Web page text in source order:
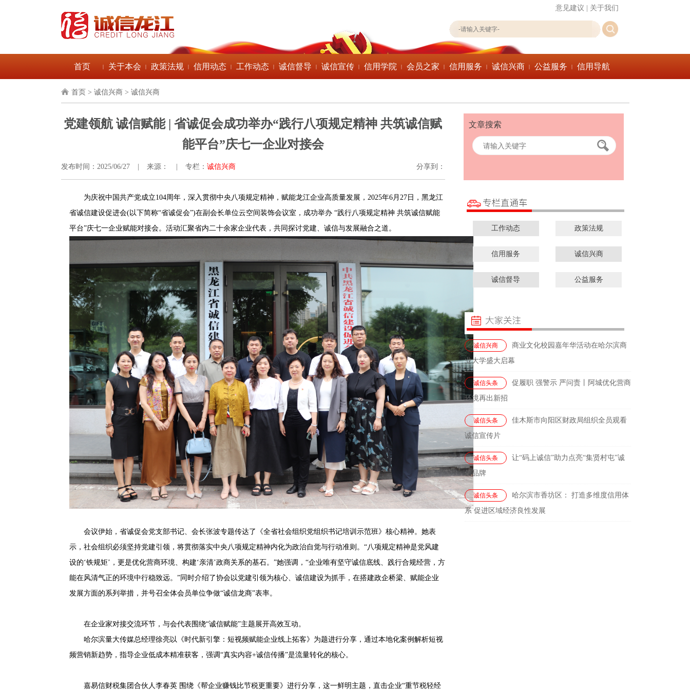
意见建议 关于我们
首页 | 关于本会 | 政策法规 | 信用动态 | 工作动态 | 诚信督导 | 诚信宣传 | 信用学院 | 会员之家 | 信用服务 | 诚信兴商 | 公益服务 | 信用导航
首页 > 诚信兴商 > 诚信兴商
党建领航 诚信赋能 | 省诚促会成功举办“践行八项规定精神 共筑诚信赋
能平台”庆七一企业对接会
发布时间：2025/06/27 来源： 专栏： 诚信兴商 分享到：
为庆祝中国共产党成立104周年，深入贯彻中央八项规定精神，赋能龙江企业高质量发展，2025年6月27日，黑龙江
省诚信建设促进会(以下简称“省诚促会”)在副会长单位云空间装饰会议室，成功举办 “践行八项规定精神 共筑诚信赋能
平台”庆七一企业赋能对接会。活动汇聚省内二十余家企业代表，共同探讨党建、诚信与发展融合之道。
会议伊始，省诚促会党支部书记、会长张波专题传达了《全省社会组织党组织书记培训示范班》核心精神。她表
示，社会组织必须坚持党建引领，将贯彻落实中央八项规定精神内化为政治自觉与行动准则。“八项规定精神是党风建
设的‘铁规矩’，更是优化营商环境、构建‘亲清’政商关系的基石。”她强调，“企业唯有坚守诚信底线、践行合规经营，方
能在风清气正的环境中行稳致远。”同时介绍了协会以党建引领为核心、诚信建设为抓手，在搭建政企桥梁、赋能企业
发展方面的系列举措，并号召全体会员单位争做“诚信龙商”表率。
在企业家对接交流环节，与会代表围绕“诚信赋能”主题展开高效互动。
哈尔滨量大传媒总经理徐亮以《时代新引擎：短视频赋能企业线上拓客》为题进行分享，通过本地化案例解析短视
频营销新趋势，指导企业低成本精准获客，强调“真实内容+诚信传播”是流量转化的核心。
嘉易信财税集团合伙人李春英 围绕《帮企业赚钱比节税更重要》进行分享，这一鲜明主题，直击企业“重节税轻经
文章搜索
工作动态 政策法规
信用服务 诚信兴商
诚信督导 公益服务
诚信兴商
商业文化校园嘉年华活动在哈尔滨商
业大学盛大启幕
诚信头条
促履职 强警示 严问责丨阿城优化营商
环境再出新招
诚信头条
佳木斯市向阳区财政局组织全员观看
诚信宣传片
诚信头条
让“码上诚信”助力点亮“集贤村屯”诚
信品牌
诚信头条
哈尔滨市香坊区： 打造多维度信用体
系 促进区域经济良性发展